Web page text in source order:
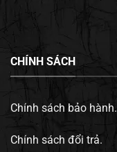
CHÍNH SÁCH
Chính sách bảo hành.
Chính sách đổi trả.